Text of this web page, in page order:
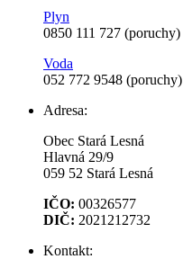
Plyn
0850 111 727 (poruchy)
Voda
052 772 9548 (poruchy)
Adresa:
Obec Stará Lesná
Hlavná 29/9
059 52 Stará Lesná
IČO: 00326577
DIČ: 2021212732
Kontakt: